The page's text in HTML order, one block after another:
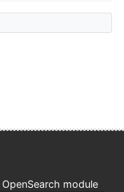
OpenSearch module